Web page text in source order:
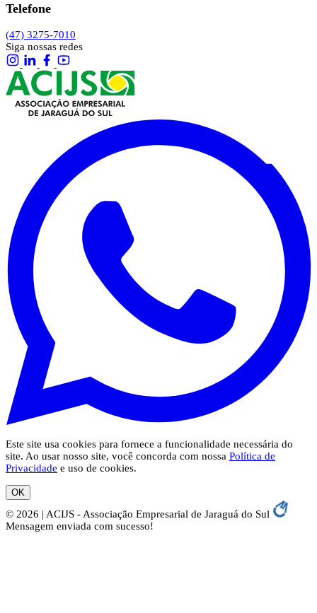
Telefone
(47) 3275-7010
Siga nossas redes
Este site usa cookies para fornece a funcionalidade necessária do
site. Ao usar nosso site, você concorda com nossa Política de
Privacidade e uso de cookies.
OK
© 2026 | ACIJS - Associação Empresarial de Jaraguá do Sul
Mensagem enviada com sucesso!